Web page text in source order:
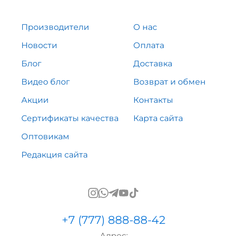
Производители
Новости
Блог
Видео блог
Акции
Сертификаты качества
Оптовикам
Редакция сайта
О нас
Оплата
Доставка
Возврат и обмен
Контакты
Карта сайта
+7 (777) 888-88-42